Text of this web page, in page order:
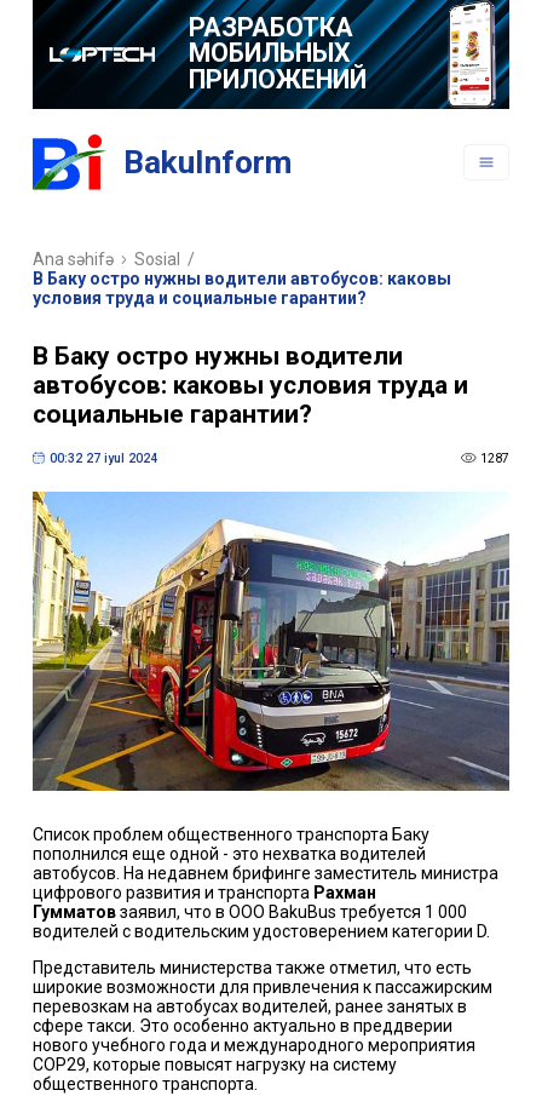
РАЗРАБОТКА
МОБИЛЬНЫХ
ПРИЛОЖЕНИЙ
BakuInform
Ana səhifə Sosial
/
В Баку остро нужны водители автобусов: каковы
условия труда и социальные гарантии?
В Баку остро нужны водители
автобусов: каковы условия труда и
социальные гарантии?
00:32 27 iyul 2024 1287
Список проблем общественного транспорта Баку
пополнился еще одной - это нехватка водителей
автобусов. На недавнем брифинге заместитель министра
цифрового развития и транспорта Рахман
Гумматовзаявил, что в ООО BakuBus требуется 1 000
водителей с водительским удостоверением категории D.
Представитель министерства также отметил, что есть
широкие возможности для привлечения к пассажирским
перевозкам на автобусах водителей, ранее занятых в
сфере такси. Это особенно актуально в преддверии
нового учебного года и международного мероприятия
COP29, которые повысят нагрузку на систему
общественного транспорта.